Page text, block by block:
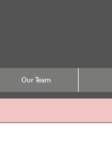
Our Team